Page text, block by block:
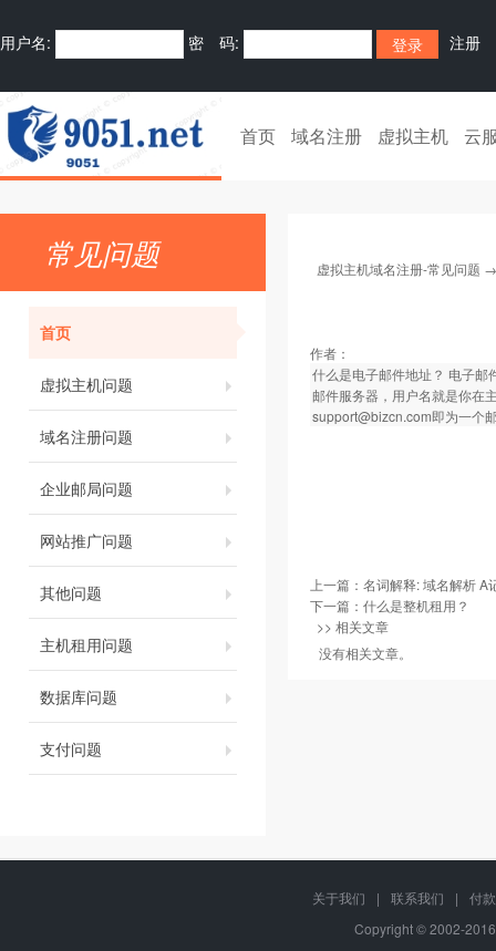
用户名: 密 码: 注册
首页 域名注册 虚拟主机 云
常见问题
首页
虚拟主机问题
域名注册问题
企业邮局问题
网站推广问题
其他问题
主机租用问题
数据库问题
支付问题
虚拟主机域名注册-常见问题
作者：
什么是电子邮件地址？ 电子邮
邮件服务器，用户名就是你在
support@bizcn.com即为一个
上一篇： 名词解释: 域名解析 A
下一篇： 什么是整机租用？
>> 相关文章
没有相关文章。
关于我们 | 联系我们 |
付
Copyright © 2002-